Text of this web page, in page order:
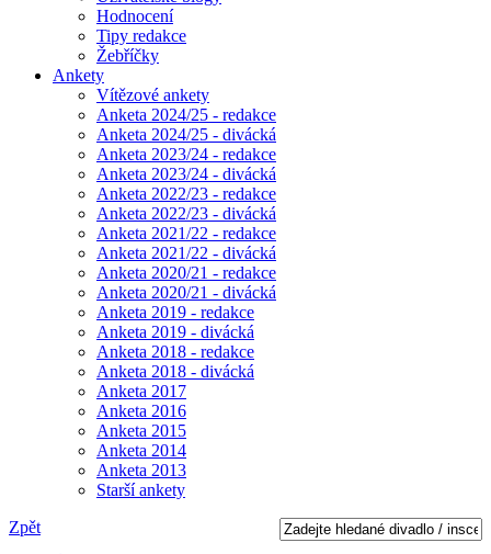
Hodnocení
Tipy redakce
Žebříčky
Ankety
Vítězové ankety
Anketa 2024/25 - redakce
Anketa 2024/25 - divácká
Anketa 2023/24 - redakce
Anketa 2023/24 - divácká
Anketa 2022/23 - redakce
Anketa 2022/23 - divácká
Anketa 2021/22 - redakce
Anketa 2021/22 - divácká
Anketa 2020/21 - redakce
Anketa 2020/21 - divácká
Anketa 2019 - redakce
Anketa 2019 - divácká
Anketa 2018 - redakce
Anketa 2018 - divácká
Anketa 2017
Anketa 2016
Anketa 2015
Anketa 2014
Anketa 2013
Starší ankety
Zpět